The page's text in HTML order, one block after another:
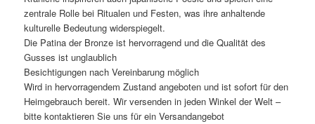
zentrale Rolle bei Ritualen und Festen, was ihre anhaltende
kulturelle Bedeutung widerspiegelt.
Die Patina der Bronze ist hervorragend und die Qualität des
Gusses ist unglaublich
Besichtigungen nach Vereinbarung möglich
Wird in hervorragendem Zustand angeboten und ist sofort für den
Heimgebrauch bereit. Wir versenden in jeden Winkel der Welt –
bitte kontaktieren Sie uns für ein Versandangebot